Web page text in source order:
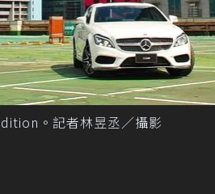
。記者林昱丞／攝影